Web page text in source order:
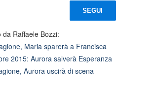
SEGUI
Raffaele Bozzi:
Maria sparerà a Francisca
2015: Aurora salverà Esperanza
Aurora uscirà di scena